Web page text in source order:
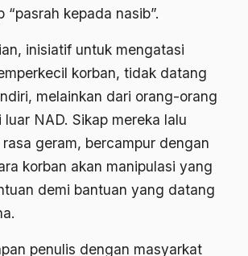
“pasrah kepada nasib”.
inisiatif untuk mengatasi
korban, tidak datang
melainkan dari orang-orang
NAD. Sikap mereka lalu
geram, bercampur dengan
korban akan manipulasi yang
demi bantuan yang datang
penulis dengan masyarkat